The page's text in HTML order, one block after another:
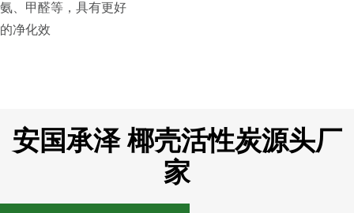
氨、甲醛等，具有更好
的净化效
安国承泽 椰壳活性炭源头厂
家